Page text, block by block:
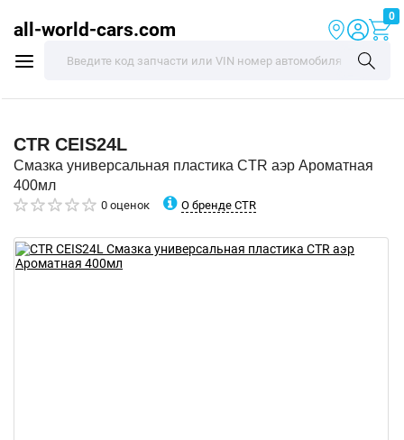
all-world-cars.com
0
CTR CEIS24L
Смазка универсальная пластика CTR аэр Ароматная
400мл
0 оценок О бренде CTR